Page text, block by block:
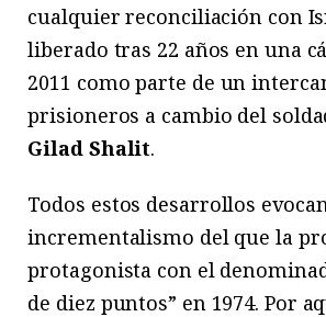
cualquier reconciliación con
liberado tras 22 años en una
2011 como parte de un
prisioneros a cambio del
Gilad Shalit.
Todos estos desarrollos
incrementalismo del que la
protagonista con el
de diez puntos” en 1974. Por